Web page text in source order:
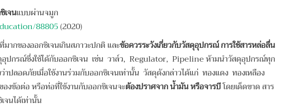
เจนแบบผ่านจมูก
88805(2020)
กของออกซิเจนเกินสภาวะปกติ และข้อควรระวังเกี่ยวกับวัสดุอุปกรณ์ การใช้สารหล่อลื่น
อุปกรณ์ซึ่งใช้ได้กับออกซิเจน เช่น วาล์ว, Regulator, Pipeline ห้ามนำวัสดุอุปกรณ์ทุก
ปลอดภัยเมื่อใช้งานร่วมกับออกซิเจนเท่านั้น วัสดุดังกล่าวได้แก่ ทองแดง ทองเหลือง
งข้อต่อ หรือท่อที่ใช้งานกับออกซิเจนจะต้องปราศจาก น้ำมัน หรือจารบีโดยเด็ดขาด สาร
จนได้เท่านั้น